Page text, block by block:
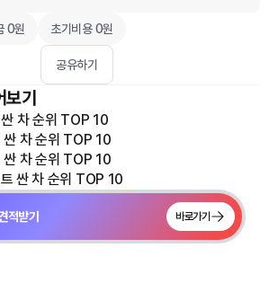
0원 초기비용 0원
공유하기
기
차 순위 TOP 10
싼 차 순위 TOP 10
싼 차 순위 TOP 10
싼 차 순위 TOP 10
적받기 바로가기